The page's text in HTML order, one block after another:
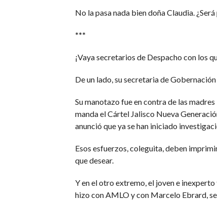
No la pasa nada bien doña Claudia.
***
¡Vaya secretarios de Despacho con los
De un lado, su secretaria de
Su manotazo fue en contra de las
manda el Cártel Jalisco Nueva
anunció que ya se han iniciado
Esos esfuerzos, coleguita, deben
que desear.
Y en el otro extremo, el joven e
hizo con AMLO y con Marcelo Ebrard,